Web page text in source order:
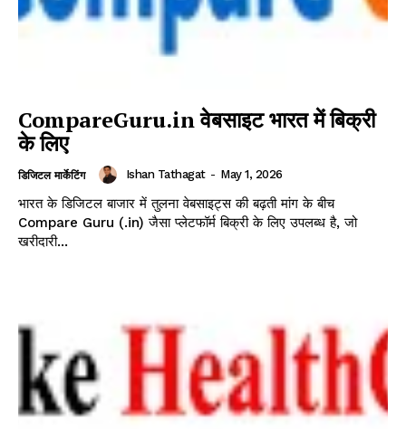
CompareGuru.in वेबसाइट भारत में बिक्री
के लिए
डिजिटल मार्केटिंग Ishan Tathagat - May 1, 2026
भारत के डिजिटल बाजार में तुलना वेबसाइट्स की बढ़ती मांग के बीच
Compare Guru (.in) जैसा प्लेटफॉर्म बिक्री के लिए उपलब्ध है, जो
खरीदारी...